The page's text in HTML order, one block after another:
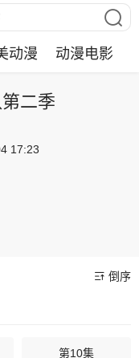
动漫 动漫电影
二季
17:23
倒序
第10集